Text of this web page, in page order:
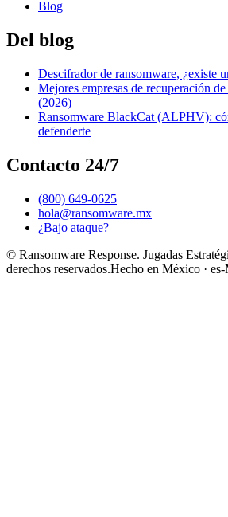
Blog
Del blog
Descifrador de ransomware, ¿existe
Mejores empresas de recuperación
(2026)
Ransomware BlackCat (ALPHV):
defenderte
Contacto 24/7
(800) 649-0625
hola@ransomware.mx
¿Bajo ataque?
© Ransomware Response. Jugadas
derechos reservados.Hecho en México ·